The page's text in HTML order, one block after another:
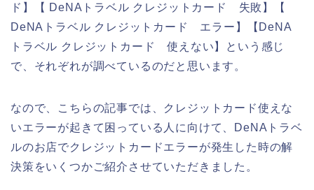
ド】【 DeNAトラベル クレジットカード 失敗】【
DeNAトラベル クレジットカード エラー】【DeNA
トラベル クレジットカード 使えない】という感じ
で、それぞれが調べているのだと思います。
なので、こちらの記事では、クレジットカード使えな
いエラーが起きて困っている人に向けて、DeNAトラベ
ルのお店でクレジットカードエラーが発生した時の解
決策をいくつかご紹介させていただきました。